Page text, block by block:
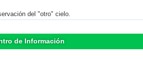
del "otro" cielo.
de Información